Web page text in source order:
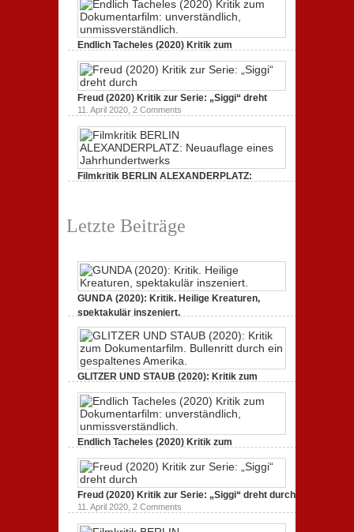
3. Oktober 2020,2 Comments
Endlich Tacheles (2020) Kritik zum
Dokumentarfilm: unverständlich,
19. Mai 2020,0 Comments
Freud (2020) Kritik zur Serie: „Siggi“ dreht
11. April 2020, 2 Comments
Filmkritik BERLIN ALEXANDERPLATZ:
Letzte Beiträge
GUNDA (2020): Kritik. Heilige Kreaturen,
spektakulär inszeniert.
GLITZER UND STAUB (2020): Kritik zum
Dokumentarfilm. Bullenritt durch ein
gespaltenes Amerika.
3. Oktober 2020,2 Comments
Endlich Tacheles (2020) Kritik zum
Dokumentarfilm: unverständlich,
unmissverständlich.
19. Mai 2020,0 Comments
Freud (2020) Kritik zur Serie: „Siggi“ dreht durch
11. April 2020, 2 Comments